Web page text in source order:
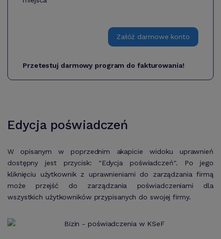
Załóż darmowe konto
Przetestuj darmowy program do fakturowania!
Edycja poświadczeń
W opisanym w poprzednim akapicie widoku uprawnień
dostępny jest przycisk: "Edycja poświadczeń". Po jego
kliknięciu użytkownik z uprawnieniami do zarządzania firmą
może przejść do zarządzania poświadczeniami dla
wszystkich użytkowników przypisanych do swojej firmy.